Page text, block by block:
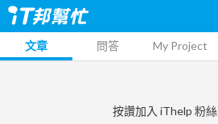
文章 問答 My Project
按讚加入 iThelp 粉